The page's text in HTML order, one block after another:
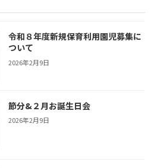
令和８年度新規保育利用園児募集に
ついて
2026年2月9日
節分&２月お誕生日会
2026年2月9日